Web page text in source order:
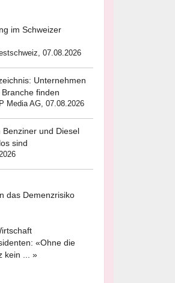
im Schweizer
07.08.2026
Unternehmen
finden
Media AG, 07.08.2026
Benziner und Diesel
sind
das Demenzrisiko
«Ohne die
kein ... »